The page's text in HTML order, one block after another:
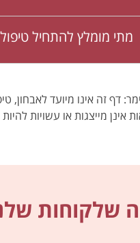
מתי מומלץ להתחיל
דף זה אינו מיועד לאבחון,
אינן מייצגות או עשויות
שלקוחות